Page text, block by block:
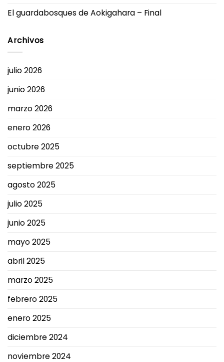
El guardabosques de Aokigahara – Final
Archivos
julio 2026
junio 2026
marzo 2026
enero 2026
octubre 2025
septiembre 2025
agosto 2025
julio 2025
junio 2025
mayo 2025
abril 2025
marzo 2025
febrero 2025
enero 2025
diciembre 2024
noviembre 2024